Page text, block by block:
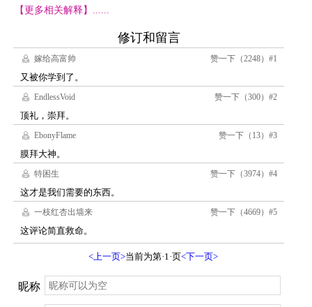
【更多相关解释】......